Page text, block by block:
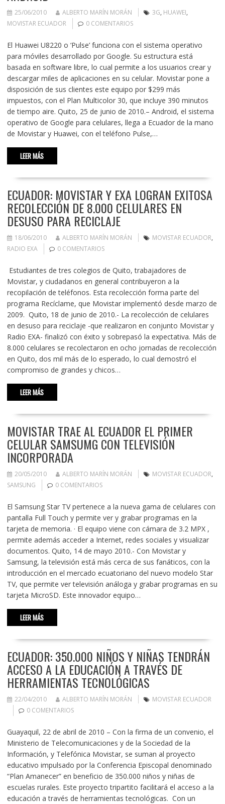
25/06/2010 ALBERTO MARÍN MORÁN 3G, HUAWEI,
MOVISTAR ECUADOR
0 COMENTARIOS
El Huawei U8220 o ‘Pulse’ funciona con el sistema operativo
para móviles desarrollado por Google. Su estructura está
basada en software libre, lo cual permite a los usuarios crear y
descargar miles de aplicaciones en su celular. Movistar pone a
disposición de sus clientes este equipo por $299 más
impuestos, con el Plan Multicolor 30, que incluye 390 minutos
de tiempo aire. Quito, 25 de junio de 2010.– Android, el sistema
operativo de Google para celulares, llega a Ecuador de la mano
de Movistar y Huawei, con el teléfono Pulse,…
LEER MÁS
ECUADOR: MOVISTAR Y EXA LOGRAN EXITOSA
RECOLECCIÓN DE 8.000 CELULARES EN
DESUSO PARA RECICLAJE
18/06/2010 ALBERTO MARÍN MORÁN MOVISTAR ECUADOR,
RADIO EXA
0 COMENTARIOS
Estudiantes de tres colegios de Quito, trabajadores de
Movistar, y ciudadanos en general contribuyeron a la
recopilación de teléfonos. Esta recolección forma parte del
programa Recíclame, que Movistar implementó desde marzo de
2009. Quito, 18 de junio de 2010.- La recolección de celulares
en desuso para reciclaje -que realizaron en conjunto Movistar y
Radio EXA- finalizó con éxito y sobrepasó la expectativa. Más de
8.000 celulares se recolectaron en ocho jornadas de recolección
en Quito, dos mil más de lo esperado, lo cual demostró el
compromiso de grandes y chicos…
LEER MÁS
MOVISTAR TRAE AL ECUADOR EL PRIMER
CELULAR SAMSUMG CON TELEVISIÓN
INCORPORADA
20/05/2010 ALBERTO MARÍN MORÁN MOVISTAR ECUADOR,
SAMSUNG
0 COMENTARIOS
El Samsung Star TV pertenece a la nueva gama de celulares con
pantalla Full Touch y permite ver y grabar programas en la
tarjeta de memoria. · El equipo viene con cámara de 3.2 MPX ,
permite además acceder a Internet, redes sociales y visualizar
documentos. Quito, 14 de mayo 2010.- Con Movistar y
Samsung, la televisión está más cerca de sus fanáticos, con la
introducción en el mercado ecuatoriano del nuevo modelo Star
TV, que permite ver televisión análoga y grabar programas en su
tarjeta MicroSD. Este innovador equipo…
LEER MÁS
ECUADOR: 350.000 NIÑOS Y NIÑAS TENDRÁN
ACCESO A LA EDUCACIÓN A TRAVÉS DE
HERRAMIENTAS TECNOLÓGICAS
22/04/2010 ALBERTO MARÍN MORÁN
MOVISTAR ECUADOR
0 COMENTARIOS
Guayaquil, 22 de abril de 2010 – Con la firma de un convenio, el
Ministerio de Telecomunicaciones y de la Sociedad de la
Información, y Telefónica Movistar, se suman al proyecto
educativo impulsado por la Conferencia Episcopal denominado
“Plan Amanecer” en beneficio de 350.000 niños y niñas de
escuelas rurales. Este proyecto tripartito facilitará el acceso a la
educación a través de herramientas tecnológicas. Con un